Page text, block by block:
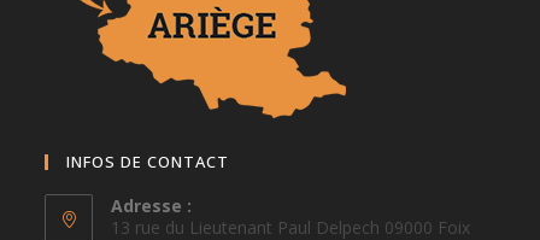
INFOS DE CONTACT
Adresse :
13 rue du Lieutenant Paul Delpech 09000 Foix